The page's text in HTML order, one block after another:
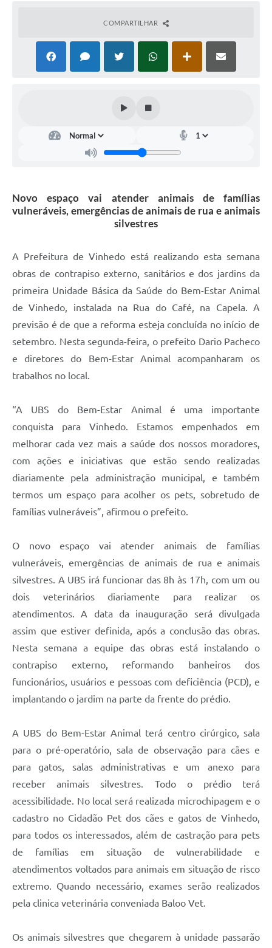
Associação dos Servidores Públicos Municipais de
Vinhedo
Arquivos para Download
Contas Públicas
Serviços Online
COMPARTILHAR
Novo espaço vai atender animais de famílias
vulneráveis, emergências de animais de rua e animais
silvestres
A Prefeitura de Vinhedo está realizando esta semana
obras de contrapiso externo, sanitários e dos jardins da
primeira Unidade Básica da Saúde do Bem-Estar Animal
de Vinhedo, instalada na Rua do Café, na Capela. A
previsão é de que a reforma esteja concluída no início de
setembro. Nesta segunda-feira, o prefeito Dario Pacheco
e diretores do Bem-Estar Animal acompanharam os
trabalhos no local.
“A UBS do Bem-Estar Animal é uma importante
conquista para Vinhedo. Estamos empenhados em
melhorar cada vez mais a saúde dos nossos moradores,
com ações e iniciativas que estão sendo realizadas
diariamente pela administração municipal, e também
termos um espaço para acolher os pets, sobretudo de
famílias vulneráveis”, afirmou o prefeito.
O novo espaço vai atender animais de famílias
vulneráveis, emergências de animais de rua e animais
silvestres. A UBS irá funcionar das 8h às 17h, com um ou
dois veterinários diariamente para realizar os
atendimentos. A data da inauguração será divulgada
assim que estiver definida, após a conclusão das obras.
Nesta semana a equipe das obras está instalando o
contrapiso externo, reformando banheiros dos
funcionários, usuários e pessoas com deficiência (PCD), e
implantando o jardim na parte da frente do prédio.
A UBS do Bem-Estar Animal terá centro cirúrgico, sala
para o pré-operatório, sala de observação para cães e
para gatos, salas administrativas e um anexo para
receber animais silvestres. Todo o prédio terá
acessibilidade. No local será realizada microchipagem e o
cadastro no Cidadão Pet dos cães e gatos de Vinhedo,
para todos os interessados, além de castração para pets
de famílias em situação de vulnerabilidade e
atendimentos voltados para animais em situação de risco
extremo. Quando necessário, exames serão realizados
pela clinica veterinária conveniada Baloo Vet.
Os animais silvestres que chegarem à unidade passarão